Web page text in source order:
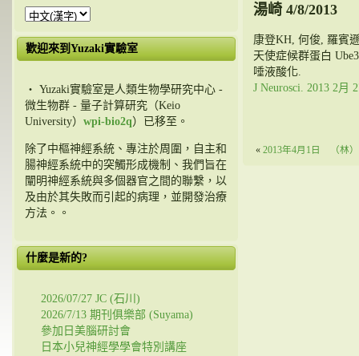
歡迎來到Yuzaki實驗室
・ Yuzaki實驗室是人類生物學研究中心 -
微生物群 - 量子計算研究（Keio
University） wpi-bio2q）已移至。
除了中樞神經系統、專注於周圍，自主和
腸神經系統中的突觸形成機制、我們旨在
闡明神經系統與多個器官之間的聯繫，以
及由於其失敗而引起的病理，並開發治療
方法。。
什麼是新的?
2026/07/27 JC (石川)
2026/7/13 期刊俱樂部 (Suyama)
參加日美腦研討會
日本小兒神經學學會特別講座
湯崎 4/8/2013
康登KH, 何俊, 羅賓
天使症候群蛋白
唾液酸化.
J Neurosci. 2013 2月
« 2013年4月1日 （林）